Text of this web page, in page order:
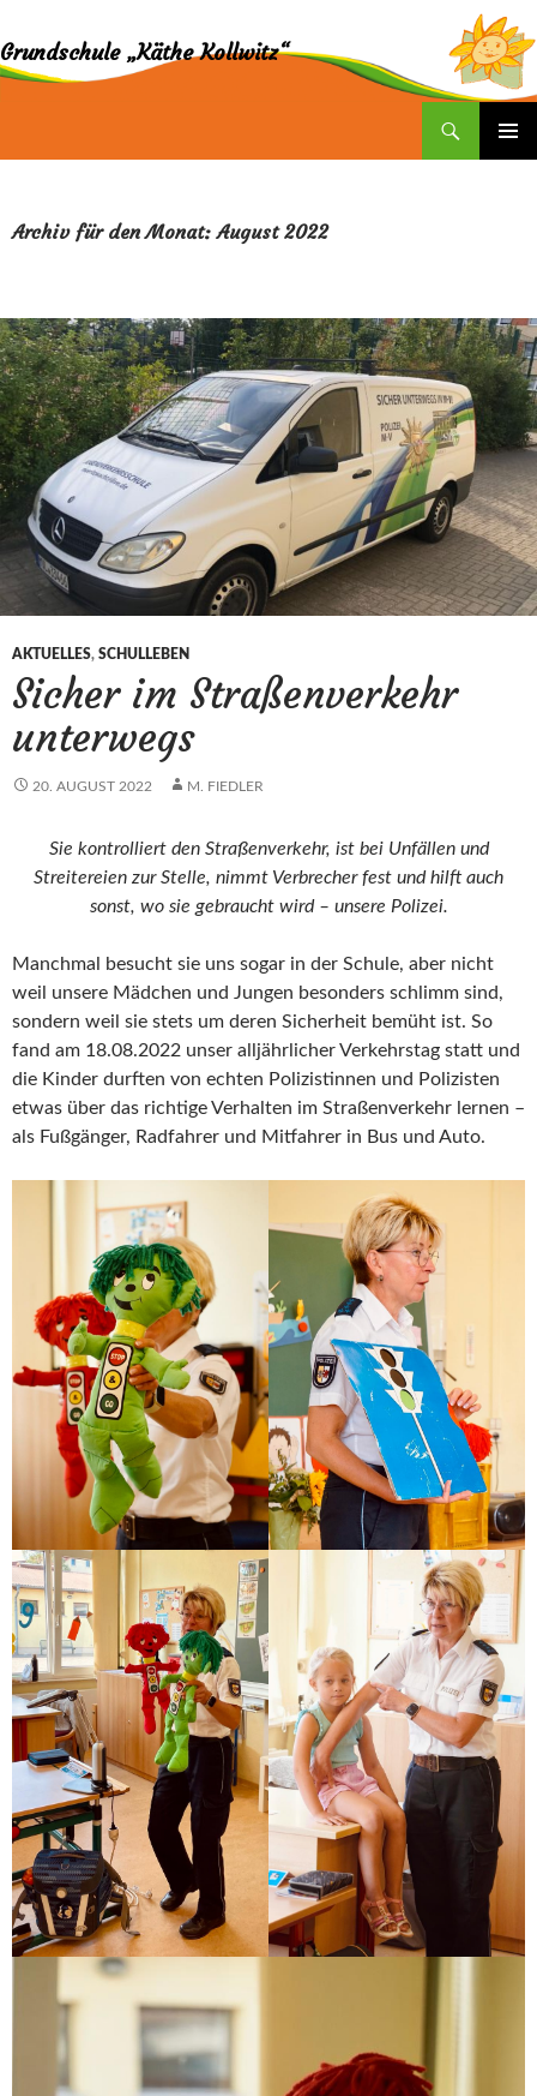
Grundschule „Käthe Kollwitz“
Archiv für den Monat: August 2022
AKTUELLES, SCHULLEBEN
Sicher im Straßenverkehr
unterwegs
20. AUGUST 2022 M. FIEDLER
Sie kontrolliert den Straßenverkehr, ist bei Unfällen und
Streitereien zur Stelle, nimmt Verbrecher fest und hilft auch
sonst, wo sie gebraucht wird – unsere Polizei.
Manchmal besucht sie uns sogar in der Schule, aber nicht
weil unsere Mädchen und Jungen besonders schlimm sind,
sondern weil sie stets um deren Sicherheit bemüht ist. So
fand am 18.08.2022 unser alljährlicher Verkehrstag statt und
die Kinder durften von echten Polizistinnen und Polizisten
etwas über das richtige Verhalten im Straßenverkehr lernen –
als Fußgänger, Radfahrer und Mitfahrer in Bus und Auto.